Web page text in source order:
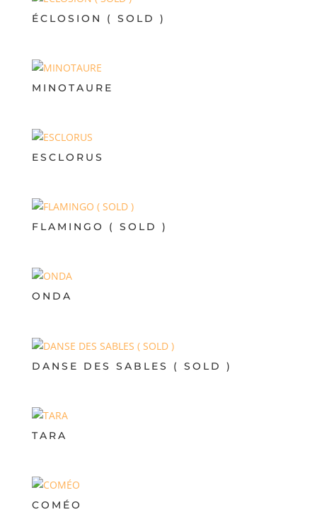
ÉCLOSION ( SOLD )
MINOTAURE
ESCLORUS
FLAMINGO ( SOLD )
ONDA
DANSE DES SABLES ( SOLD )
TARA
COMÉO